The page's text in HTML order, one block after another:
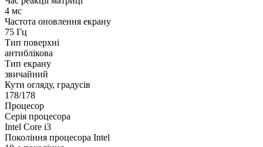
4 мс
Частота оновлення екрану
75 Гц
Тип поверхні
антиблікова
Тип екрану
звичайний
Кути огляду, градусів
178/178
Процесор
Серія процесора
Intel Core i3
Покоління процесора Intel